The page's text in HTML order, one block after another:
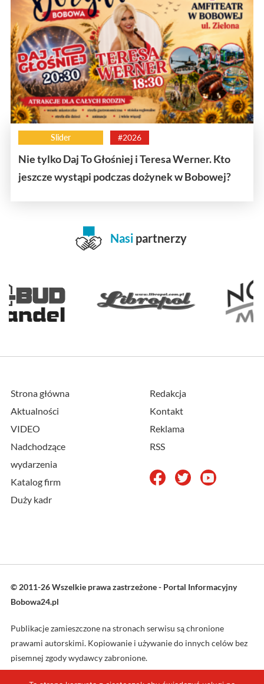
Slider #2026
Nie tylko Daj To Głośniej i Teresa Werner. Kto
jeszcze wystąpi podczas dożynek w Bobowej?
Nasi partnerzy
Strona główna
Aktualności
VIDEO
Nadchodzące
wydarzenia
Katalog firm
Duży kadr
Redakcja
Kontakt
Reklama
RSS
© 2011-26 Wszelkie prawa zastrzeżone - Portal Informacyjny
Bobowa24.pl
Publikacje zamieszczone na stronach serwisu są chronione
prawami autorskimi. Kopiowanie i używanie do innych celów bez
pisemnej zgody wydawcy zabronione.